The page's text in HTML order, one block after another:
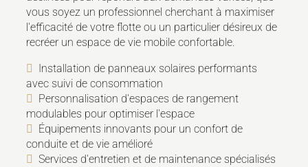
vous soyez un professionnel cherchant à maximiser
l'efficacité de votre flotte ou un particulier désireux de
recréer un espace de vie mobile confortable.
Installation de panneaux solaires performants
avec suivi de consommation
Personnalisation d'espaces de rangement
modulables pour optimiser l'espace
Équipements innovants pour un confort de
conduite et de vie amélioré
Services d'entretien et de maintenance spécialisés